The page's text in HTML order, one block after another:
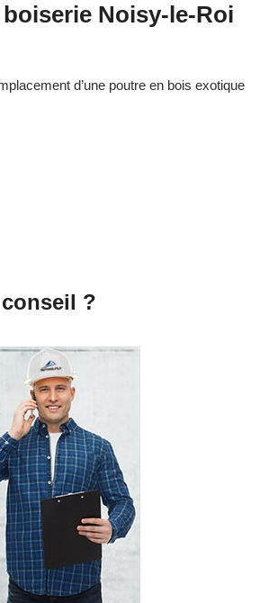
Noisy-le-Roi
d’une poutre en bois exotique
?